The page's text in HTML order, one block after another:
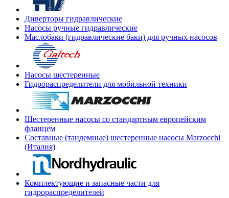
Диверторы гидравлические
Насосы ручные гидравлические
Маслобаки (гидравлические баки) для ручных насосов
Насосы шестеренные
Гидрораспределители для мобильной техники
Шестеренные насосы со стандартным европейским
фланцем
Составные (тандемные) шестеренные насосы Marzocchi
(Италия)
Комплектующие и запасные части для
гидрораспределителей